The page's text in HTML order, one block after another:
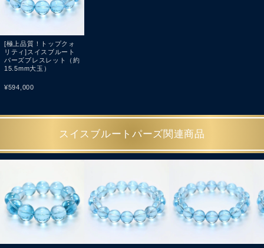
[極上品質！トップクォ
リティ]スイスブルート
パーズブレスレット（約
15.5mm大玉）
¥594,000
スイスブルートパーズ関連商品